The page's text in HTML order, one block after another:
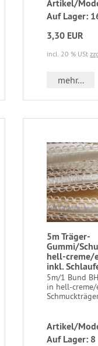
Artikel/
Auf Lager:
3,30 EUR
incl. 20 % USt
mehr...
5m Träger-
Gummi/
hell-creme/
inkl.
5m/1 Bund
in hell-creme/
Artikel/
Auf Lager: 8